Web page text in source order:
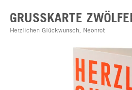
GRUSSKARTE ZWÖLFER
Herzlichen Glückwunsch, Neonrot